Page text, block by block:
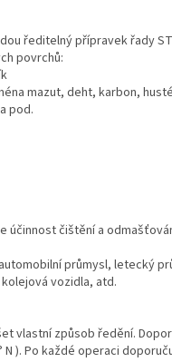
ředitelný přípravek řady
povrchů:
mazut, deht, karbon,
pod.
účinnost čištění a
průmysl, letecký
vozidla, atd.
vlastní způsob ředění.
N ). Po každé operaci